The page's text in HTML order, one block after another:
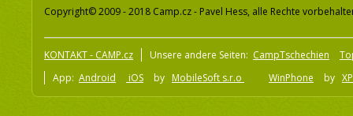
Copyright© 2009 - 2018 Camp.cz - Pavel Hess, alle Rechte
KONTAKT - CAMP.cz Unsere andere Seiten: CampTschechien
App: Android iOS by MobileSoft s.r.o WinPhone by